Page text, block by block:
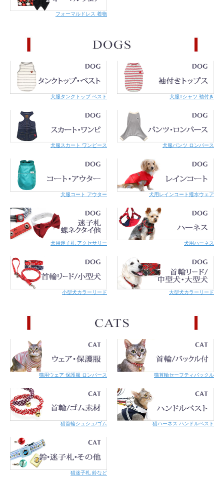
・パートナーのお名前が長い場合は、サンプル画像より文字が小さくなる可
能性がございます。
ブラック
ベビーブルー
サイズ
商品仕上がりサイズ
土台テープ 1.9×5.5cm
（レッド、ブラック、ブルーは1.8cm×5.5cm)
ホックを止めた内周4cm
ネームラベル 1.5×2.3cm
ホックを止めた時の内周がおよそ4cmです。
例えば、5mmの厚みのものでしたら幅1.5cmまで、テー
プ状の薄いものでしたら2cm弱までというように、幅と
裕をみてください。
フォーマルドレス 着物
犬服タンクトップ ベスト 犬服Tシャツ 袖付き
犬服スカート ワンピース 犬服パンツ ロンパース
犬服コート アウター 犬用レインコート撥水ウェア
犬用迷子札 アクセサリー 犬用ハーネス
小型犬カラーリード 大型犬カラーリード
猫用ウェア 保護服 ロンパース 猫首輪セーフティバックル
猫首輪シュシュ/ゴム 猫ハーネス ハンドルベスト
猫迷子札 鈴など